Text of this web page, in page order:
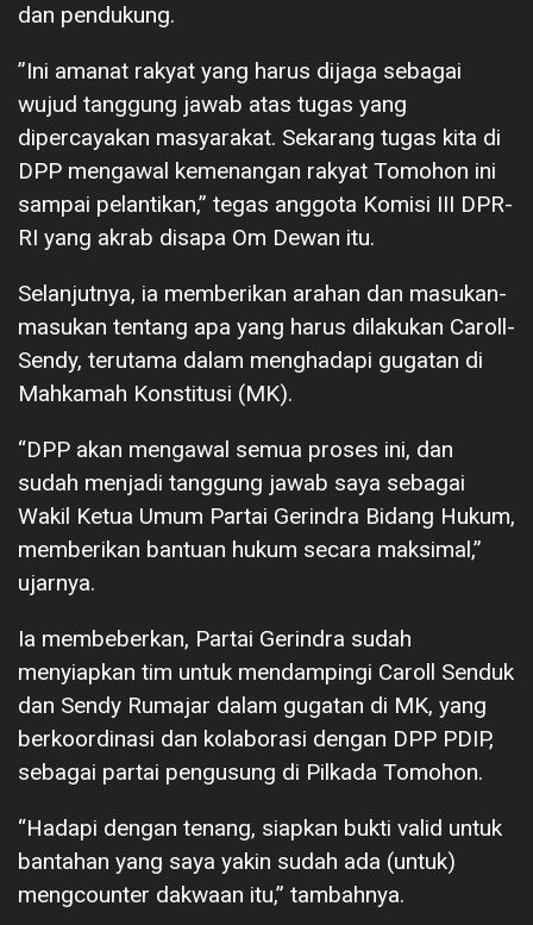
dan pendukung.
”Ini amanat rakyat yang harus dijaga sebagai
wujud tanggung jawab atas tugas yang
dipercayakan masyarakat. Sekarang tugas kita di
DPP mengawal kemenangan rakyat Tomohon ini
sampai pelantikan,” tegas anggota Komisi III DPR-
RI yang akrab disapa Om Dewan itu.
Selanjutnya, ia memberikan arahan dan masukan-
masukan tentang apa yang harus dilakukan Caroll-
Sendy, terutama dalam menghadapi gugatan di
Mahkamah Konstitusi (MK).
“DPP akan mengawal semua proses ini, dan
sudah menjadi tanggung jawab saya sebagai
Wakil Ketua Umum Partai Gerindra Bidang Hukum,
memberikan bantuan hukum secara maksimal,”
ujarnya.
Ia membeberkan, Partai Gerindra sudah
menyiapkan tim untuk mendampingi Caroll Senduk
dan Sendy Rumajar dalam gugatan di MK, yang
berkoordinasi dan kolaborasi dengan DPP PDIP,
sebagai partai pengusung di Pilkada Tomohon.
“Hadapi dengan tenang, siapkan bukti valid untuk
bantahan yang saya yakin sudah ada (untuk)
mengcounter dakwaan itu,” tambahnya.